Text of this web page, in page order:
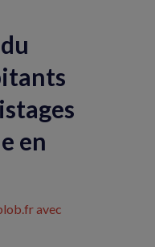
en
avec